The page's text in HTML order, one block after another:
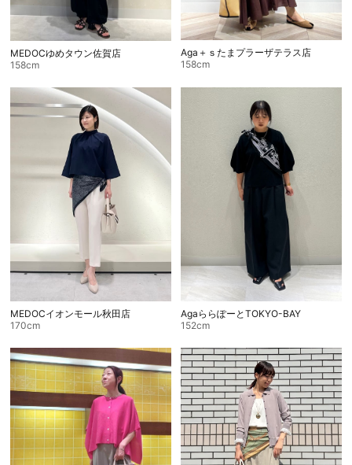
MEDOCゆめタウン佐賀店
158cm
Aga＋ｓたまプラーザテラス店
158cm
MEDOCイオンモール秋田店
170cm
AgaららぽーとTOKYO-BAY
152cm